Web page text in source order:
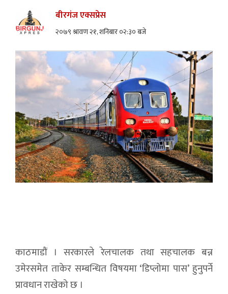
बीरगंज एक्सप्रेस
२०७९ श्रावण २१, शनिबार ०२:३० बजे
काठमाडौं । सरकारले रेलचालक तथा सहचालक बन्न
उमेरसमेत ताकेर सम्बन्धित विषयमा ‘डिप्लोमा पास’ हुनुपर्ने
प्रावधान राखेको छ ।